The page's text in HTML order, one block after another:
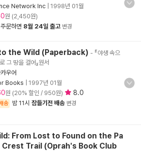
Network Inc
1998년 01월
원 (2,450원)
문하면 8월 24일 출고 변경
the Wild (Paperback) - 『야생 속으
그 땅을 걸어』원서
우어
Books
1997년 01월
원 (20% 할인 / 950원) 8.0
송 밤 11시 잠들기전 배송 변경
From Lost to Found on the Pa
Trail (Oprah's Book Club